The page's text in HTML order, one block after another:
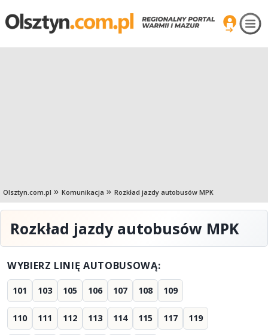
Olsztyn.com.pl Komunikacja Rozkład jazdy autobusów MPK
Rozkład jazdy autobusów MPK
WYBIERZ LINIĘ AUTOBUSOWĄ:
101 103 105 106 107 108 109
110 111 112 113 114 115 117 119